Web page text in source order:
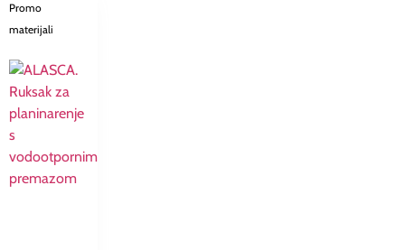
Promo
materijali